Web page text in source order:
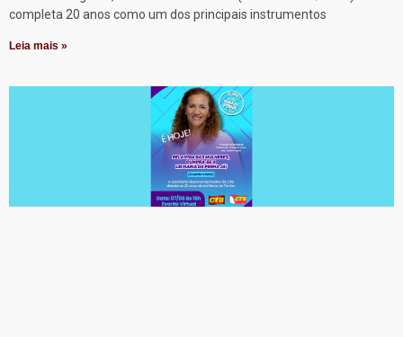
completa 20 anos como um dos principais instrumentos
Leia mais »